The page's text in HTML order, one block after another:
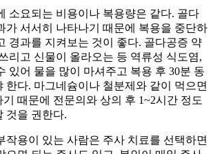
소요되는 비용이나 복용량은 같다. 골다
가 서서히 나타나기 때문에 복용을 중단하
경과를 지켜보는 것이 좋다. 골다공증 약
리고 신물이 올라오는 등 역류성 식도염,
있어 물을 많이 마셔주고 복용 후 30분 동
한다. 마그네슘이나 철분제와 같이 먹으면
때문에 전문의와 상의 후 1~2시간 정도
것을 권한다.
작용이 있는 사람은 주사 치료를 선택하면